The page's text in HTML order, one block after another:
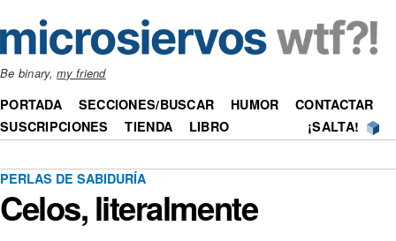
Be binary,my friend
PORTADA SECCIONES/BUSCAR HUMOR
CONTACTAR
SUSCRIPCIONES
TIENDA LIBRO ¡SALTA!
PERLAS DE SABIDURÍA
Celos, literalmente